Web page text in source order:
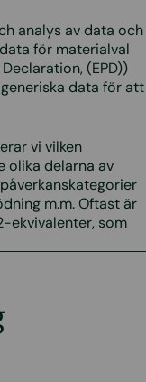
analys av data och
för materialval
(EPD))
data för att
vi vilken
olika delarna av
m.m. Oftast är
ekvivalenter, som